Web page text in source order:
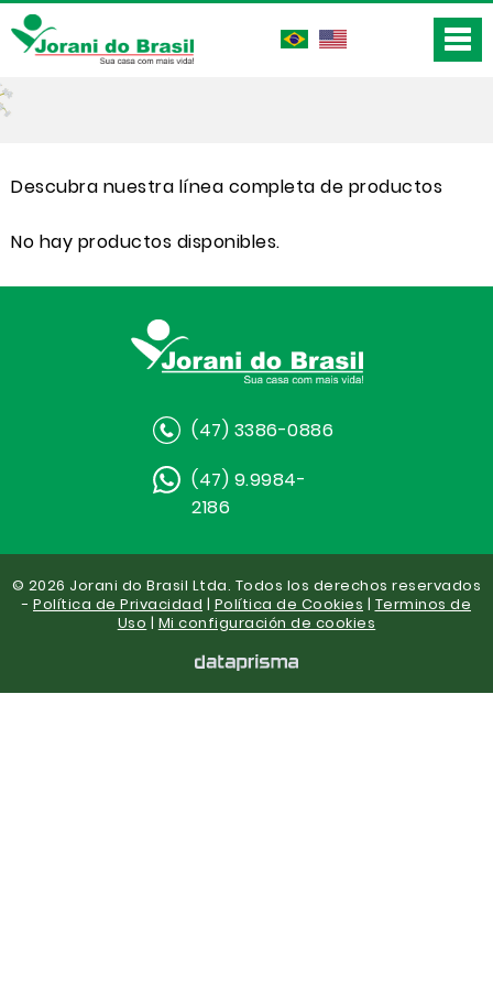
Descubra nuestra línea completa de productos
No hay productos disponibles.
(47) 3386-0886
(47) 9.9984-
2186
© 2026 Jorani do Brasil Ltda. Todos los derechos reservados
- Política de Privacidad | Política de Cookies | Terminos de
Uso | Mi configuración de cookies